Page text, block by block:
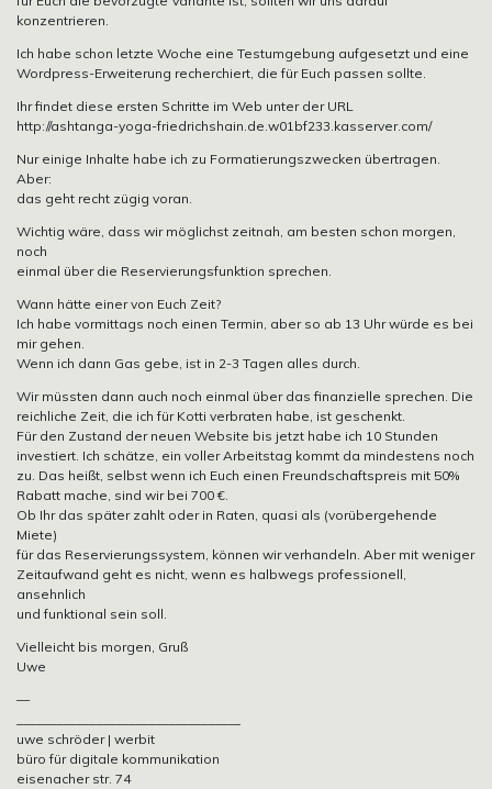
konzentrieren.
Ich habe schon letzte Woche eine Testumgebung aufgesetzt und eine
Wordpress-Erweiterung recherchiert, die für Euch passen sollte.
Ihr findet diese ersten Schritte im Web unter der URL
http://ashtanga-yoga-friedrichshain.de.w01bf233.kasserver.com/
Nur einige Inhalte habe ich zu Formatierungszwecken übertragen.
Aber:
das geht recht zügig voran.
Wichtig wäre, dass wir möglichst zeitnah, am besten schon morgen,
noch
einmal über die Reservierungsfunktion sprechen.
Wann hätte einer von Euch Zeit?
Ich habe vormittags noch einen Termin, aber so ab 13 Uhr würde es bei
mir gehen.
Wenn ich dann Gas gebe, ist in 2-3 Tagen alles durch.
Wir müssten dann auch noch einmal über das finanzielle sprechen. Die
reichliche Zeit, die ich für Kotti verbraten habe, ist geschenkt.
Für den Zustand der neuen Website bis jetzt habe ich 10 Stunden
investiert. Ich schätze, ein voller Arbeitstag kommt da mindestens noch
zu. Das heißt, selbst wenn ich Euch einen Freundschaftspreis mit 50%
Rabatt mache, sind wir bei 700 €.
Ob Ihr das später zahlt oder in Raten, quasi als (vorübergehende
Miete)
für das Reservierungssystem, können wir verhandeln. Aber mit weniger
Zeitaufwand geht es nicht, wenn es halbwegs professionell,
ansehnlich
und funktional sein soll.
Vielleicht bis morgen, Gruß
Uwe
—
uwe schröder | werbit
büro für digitale kommunikation
eisenacher str. 74